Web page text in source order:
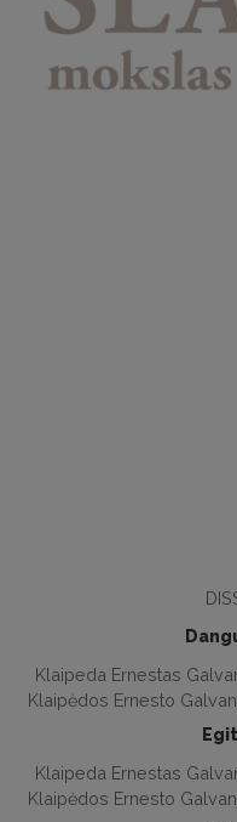
Klaipeda Ernestas
Klaipėdos Ernesto
Klaipeda Ernestas
Klaipėdos Ernesto